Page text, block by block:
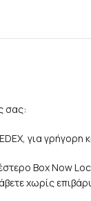
σας:
για
Box Now
χωρίς